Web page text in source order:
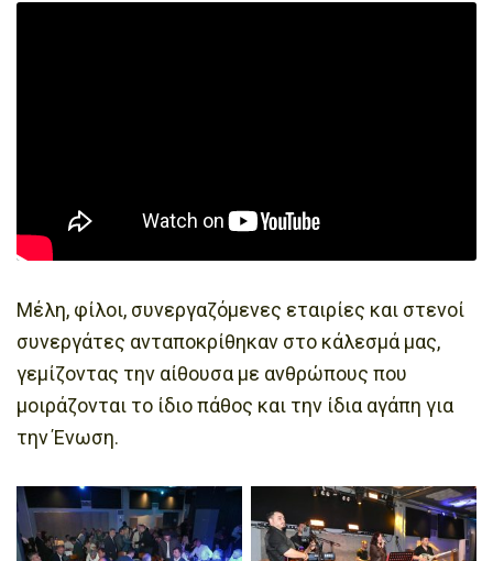
Μέλη, φίλοι, συνεργαζόμενες εταιρίες και στενοί
συνεργάτες ανταποκρίθηκαν στο κάλεσμά μας,
γεμίζοντας την αίθουσα με ανθρώπους που
μοιράζονται το ίδιο πάθος και την ίδια αγάπη για
την Ένωση.